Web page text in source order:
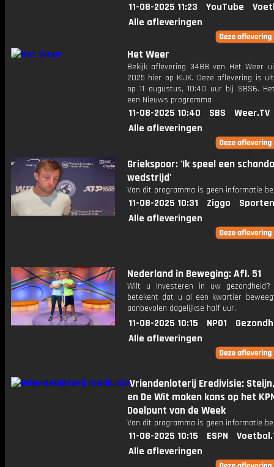
11-08-2025 11:23 YouTube
Alle afleveringen
Het Weer
Bekijk aflevering 3488 van Het Weer
2025 hier op KIJK. Deze aflevering is
op 11 augustus, 10:40 uur bij SBS6.
een Nieuws programma
11-08-2025 10:40 SBS
Weer.TV
Alle afleveringen
Griekspoor: 'Ik speel een
wedstrijd'
Van dit programma is geen informatie
11-08-2025 10:31 Ziggo
Alle afleveringen
Nederland in Beweging: Afl. 51
Wilt u investeren in uw gezondheid?
betekent dat u al een kwartier
aanbevolen dagelijkse half uur.
11-08-2025 10:15 NPO1
Alle afleveringen
Vriendenloterij Eredivisie:
en De Wit maken kans op het
Doelpunt van de Week
Van dit programma is geen informatie
11-08-2025 10:15 ESPN
Alle afleveringen